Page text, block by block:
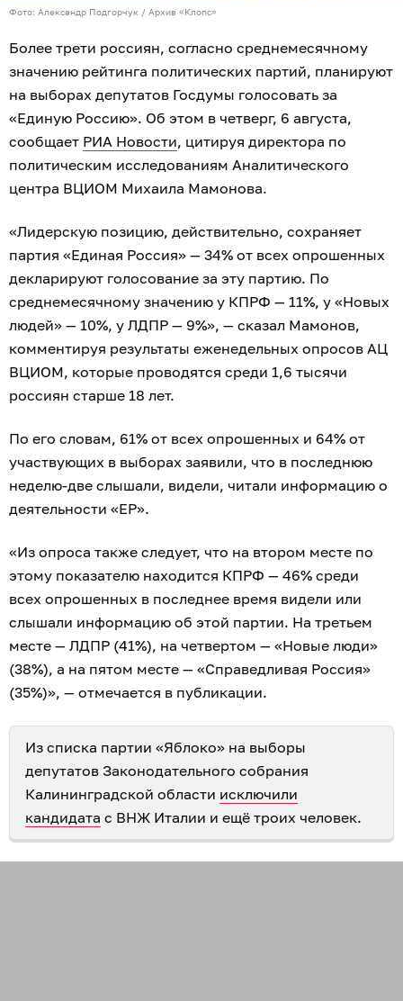
Фото: Александр Подгорчук / Архив «Клопс»
Более трети россиян, согласно среднемесячному
значению рейтинга политических партий, планируют
на выборах депутатов Госдумы голосовать за
«Единую Россию». Об этом в четверг, 6 августа,
сообщает РИА Новости, цитируя директора по
политическим исследованиям Аналитического
центра ВЦИОМ Михаила Мамонова.
«Лидерскую позицию, действительно, сохраняет
партия «Единая Россия» — 34% от всех опрошенных
декларируют голосование за эту партию. По
среднемесячному значению у КПРФ — 11%, у «Новых
людей» — 10%, у ЛДПР — 9%», — сказал Мамонов,
комментируя результаты еженедельных опросов АЦ
ВЦИОМ, которые проводятся среди 1,6 тысячи
россиян старше 18 лет.
По его словам, 61% от всех опрошенных и 64% от
участвующих в выборах заявили, что в последнюю
неделю-две слышали, видели, читали информацию о
деятельности «ЕР».
«Из опроса также следует, что на втором месте по
этому показателю находится КПРФ — 46% среди
всех опрошенных в последнее время видели или
слышали информацию об этой партии. На третьем
месте — ЛДПР (41%), на четвертом — «Новые люди»
(38%), а на пятом месте — «Справедливая Россия»
(35%)», — отмечается в публикации.
Из списка партии «Яблоко» на выборы
депутатов Законодательного собрания
Калининградской области исключили
кандидата с ВНЖ Италии и ещё троих человек.